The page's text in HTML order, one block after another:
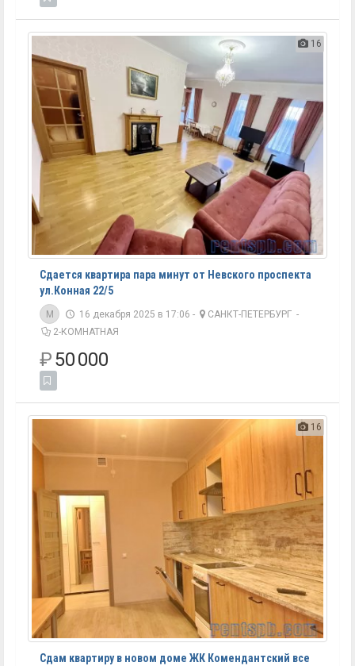
16
Сдается квартира пара минут от Невского проспекта
ул.Конная 22/5
M 16 декабря 2025 в 17:06 - САНКТ-ПЕТЕРБУРГ -
2-КОМНАТНАЯ
₽50 000
16
Сдам квартиру в новом доме ЖК Комендантский все